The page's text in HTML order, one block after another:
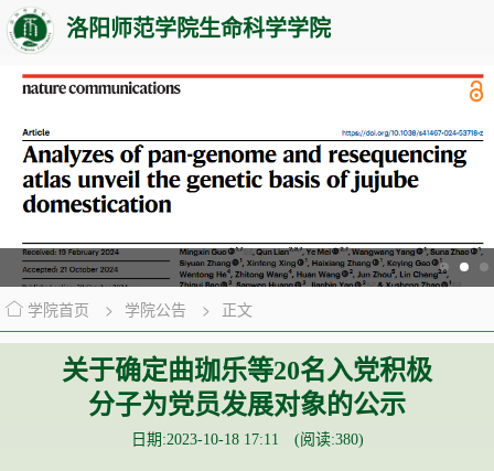
洛阳师范学院生命科学学院
学院首页 > 学院公告 > 正文
关于确定曲珈乐等20名入党积极
分子为党员发展对象的公示
日期:2023-10-18 17:11 (阅读:380)